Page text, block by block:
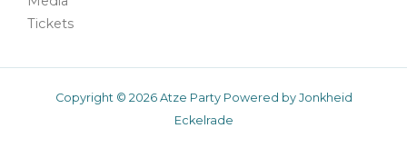
Tickets
Copyright © 2026 Atze Party Powered by Jonkheid
Eckelrade